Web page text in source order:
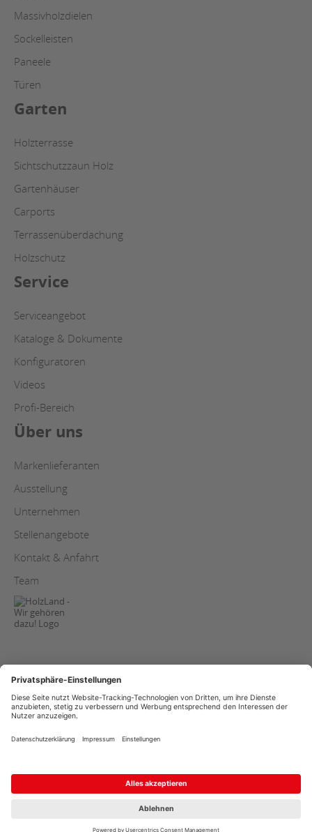
Massivholzdielen
Sockelleisten
Paneele
Türen
Garten
Holzterrasse
Sichtschutzzaun Holz
Gartenhäuser
Carports
Terrassenüberdachung
Holzschutz
Service
Serviceangebot
Kataloge & Dokumente
Konfiguratoren
Videos
Profi-Bereich
Über uns
Markenlieferanten
Ausstellung
Unternehmen
Stellenangebote
Kontakt & Anfahrt
Team
AGB
Datenschutz
Streitschlichtung
Impressum